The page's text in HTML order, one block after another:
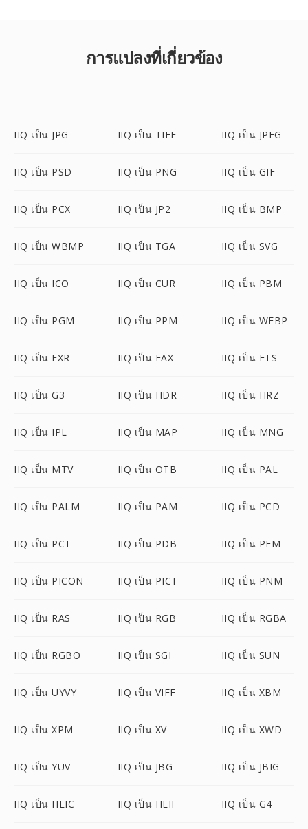
การแปลงที่เกี่ยวข้อง
IIQ เป็น JPG IIQ เป็น TIFF IIQ เป็น JPEG
IIQ เป็น PSD IIQ เป็น PNG IIQ เป็น GIF
IIQ เป็น PCX IIQ เป็น JP2 IIQ เป็น BMP
IIQ เป็น WBMP IIQ เป็น TGA IIQ เป็น SVG
IIQ เป็น ICO IIQ เป็น CUR IIQ เป็น PBM
IIQ เป็น PGM IIQ เป็น PPM IIQ เป็น WEBP
IIQ เป็น EXR IIQ เป็น FAX IIQ เป็น FTS
IIQ เป็น G3 IIQ เป็น HDR IIQ เป็น HRZ
IIQ เป็น IPL IIQ เป็น MAP IIQ เป็น MNG
IIQ เป็น MTV IIQ เป็น OTB IIQ เป็น PAL
IIQ เป็น PALM IIQ เป็น PAM IIQ เป็น PCD
IIQ เป็น PCT IIQ เป็น PDB IIQ เป็น PFM
IIQ เป็น PICON IIQ เป็น PICT IIQ เป็น PNM
IIQ เป็น RAS IIQ เป็น RGB IIQ เป็น RGBA
IIQ เป็น RGBO IIQ เป็น SGI IIQ เป็น SUN
IIQ เป็น UYVY IIQ เป็น VIFF IIQ เป็น XBM
IIQ เป็น XPM IIQ เป็น XV IIQ เป็น XWD
IIQ เป็น YUV IIQ เป็น JBG IIQ เป็น JBIG
IIQ เป็น HEIC IIQ เป็น HEIF IIQ เป็น G4